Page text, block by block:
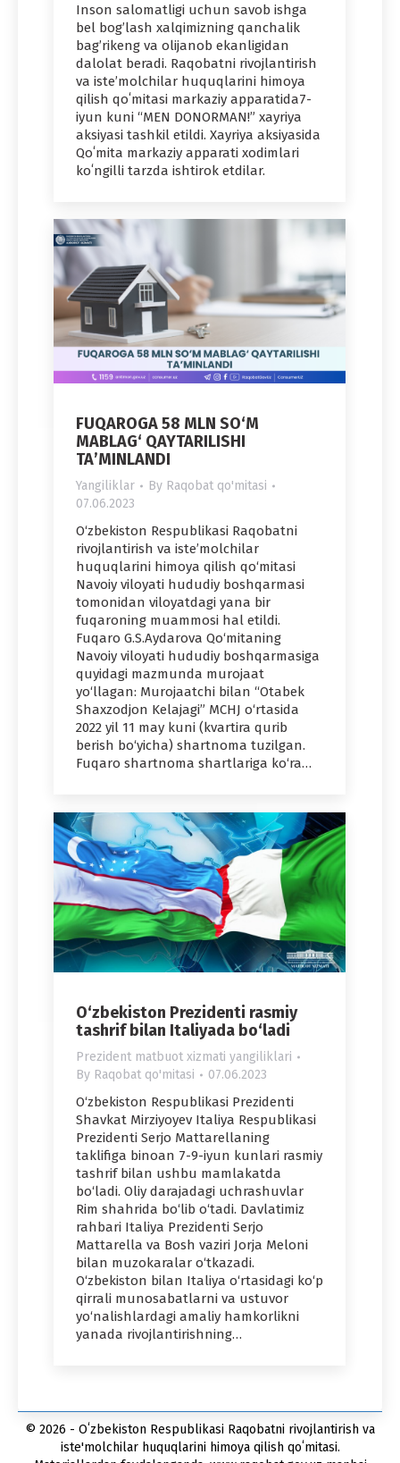
Inson salomatligi uchun savob ishga
bel bog’lash xalqimizning qanchalik
bag’rikeng va olijanob ekanligidan
dalolat beradi. Raqobatni rivojlantirish
va isteʼmolchilar huquqlarini himoya
qilish qoʻmitasi markaziy apparatida7-
iyun kuni “MEN DONORMAN!” xayriya
aksiyasi tashkil etildi. Xayriya aksiyasida
Qoʻmita markaziy apparati xodimlari
koʻngilli tarzda ishtirok etdilar.
FUQAROGA 58 MLN SO‘M
MABLAG‘ QAYTARILISHI
TAʼMINLANDI
Yangiliklar By Raqobat qo'mitasi
07.06.2023
O‘zbekiston Respublikasi Raqobatni
rivojlantirish va isteʼmolchilar
huquqlarini himoya qilish qo‘mitasi
Navoiy viloyati hududiy boshqarmasi
tomonidan viloyatdagi yana bir
fuqaroning muammosi hal etildi.
Fuqaro G.S.Aydarova Qo‘mitaning
Navoiy viloyati hududiy boshqarmasiga
quyidagi mazmunda murojaat
yo‘llagan: Murojaatchi bilan “Otabek
Shaxzodjon Kelajagi” MCHJ o‘rtasida
2022 yil 11 may kuni (kvartira qurib
berish bo‘yicha) shartnoma tuzilgan.
Fuqaro shartnoma shartlariga ko‘ra…
O‘zbekiston Prezidenti rasmiy
tashrif bilan Italiyada bo‘ladi
Prezident matbuot xizmati yangiliklari
By Raqobat qo'mitasi 07.06.2023
O‘zbekiston Respublikasi Prezidenti
Shavkat Mirziyoyev Italiya Respublikasi
Prezidenti Serjo Mattarellaning
taklifiga binoan 7-9-iyun kunlari rasmiy
tashrif bilan ushbu mamlakatda
bo‘ladi. Oliy darajadagi uchrashuvlar
Rim shahrida bo‘lib o‘tadi. Davlatimiz
rahbari Italiya Prezidenti Serjo
Mattarella va Bosh vaziri Jorja Meloni
bilan muzokaralar o‘tkazadi.
O‘zbekiston bilan Italiya o‘rtasidagi ko‘p
qirrali munosabatlarni va ustuvor
yo‘nalishlardagi amaliy hamkorlikni
yanada rivojlantirishning…
© 2026 - Oʻzbekiston Respublikasi Raqobatni rivojlantirish va
iste'molchilar huquqlarini himoya qilish qoʻmitasi.